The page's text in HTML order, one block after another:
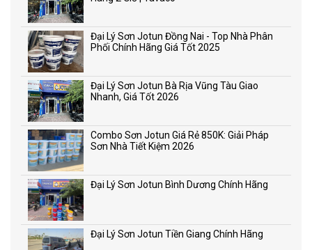
Đại Lý Sơn Jotun Đồng Nai - Top Nhà Phân
Phối Chính Hãng Giá Tốt 2025
Đại Lý Sơn Jotun Bà Rịa Vũng Tàu Giao
Nhanh, Giá Tốt 2026
Combo Sơn Jotun Giá Rẻ 850K: Giải Pháp
Sơn Nhà Tiết Kiệm 2026
Đại Lý Sơn Jotun Bình Dương Chính Hãng
Đại Lý Sơn Jotun Tiền Giang Chính Hãng